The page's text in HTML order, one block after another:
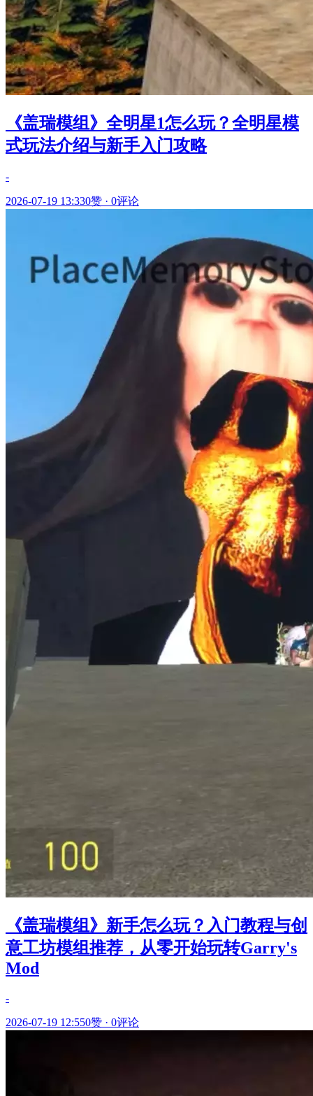
《盖瑞模组》全明星1怎么玩？全明星模
式玩法介绍与新手入门攻略
-
2026-07-19 13:330赞 · 0评论
《盖瑞模组》新手怎么玩？入门教程与创
意工坊模组推荐，从零开始玩转Garry's
Mod
-
2026-07-19 12:550赞 · 0评论